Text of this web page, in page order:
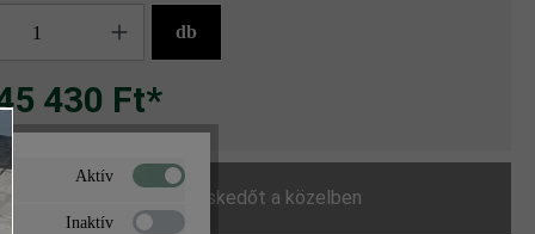
db
430 Ft*
Keressen egy kereskedőt a közelben
Aktív
Inaktív